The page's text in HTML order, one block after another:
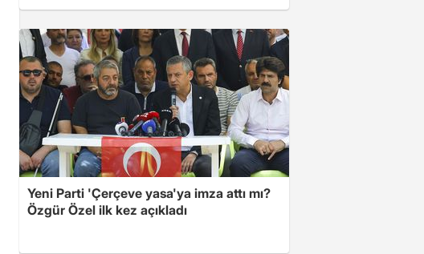
Yeni Parti 'Çerçeve yasa'ya imza attı mı?
Özgür Özel ilk kez açıkladı